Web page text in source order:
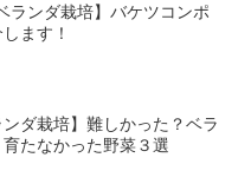
ランダ栽培】バケツコンポ
ます！
ンダ栽培】難しかった？ベラ
たなかった野菜３選